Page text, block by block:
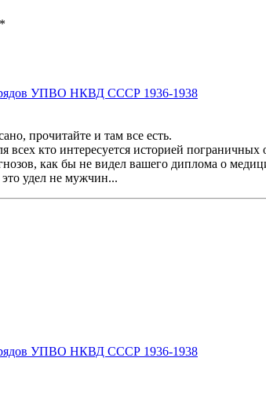
УПВО НКВД СССР 1936-1938
прочитайте и там все есть.
всех кто интересуется историей пограничных
как бы не видел вашего диплома о
удел не мужчин...
УПВО НКВД СССР 1936-1938